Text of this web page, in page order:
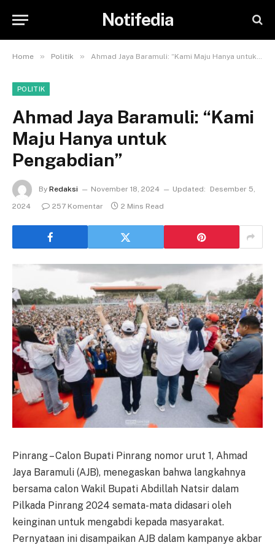
Notifedia
Home » Politik » Ahmad Jaya Baramuli: “Kami Maju Hanya untuk Pengabdian”
POLITIK
Ahmad Jaya Baramuli: “Kami
Maju Hanya untuk
Pengabdian”
By Redaksi November 18, 2024 Updated:
Desember 5,
2024
257 Komentar 2 Mins Read
Pinrang – Calon Bupati Pinrang nomor urut 1, Ahmad
Jaya Baramuli (AJB), menegaskan bahwa langkahnya
bersama calon Wakil Bupati Abdillah Natsir dalam
Pilkada Pinrang 2024 semata-mata didasari oleh
keinginan untuk mengabdi kepada masyarakat.
Pernyataan ini disampaikan AJB dalam kampanye akbar